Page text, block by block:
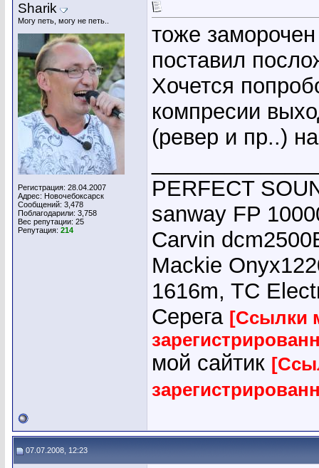
Sharik
Могу петь, могу не петь..
Регистрация: 28.04.2007
Адрес: Новочебоксарск
Сообщений: 3,478
Поблагодарили: 3,758
Вес репутации: 25
Репутация: 214
тоже
поставил
Хочется
компресии
(ревер и пр..)
PERFECT
sanway FP
Carvin
Mackie
1616m, TC
Серега [Ссылки
мой сайтик
07.07.2008, 12:23